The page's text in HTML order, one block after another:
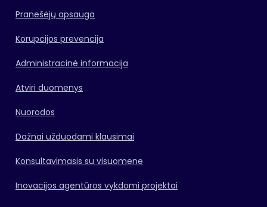
Pranešėjų apsauga
Korupcijos prevencija
Administracinė informacija
Atviri duomenys
Nuorodos
Dažnai užduodami klausimai
Konsultavimasis su visuomene
Inovacijos agentūros vykdomi projektai